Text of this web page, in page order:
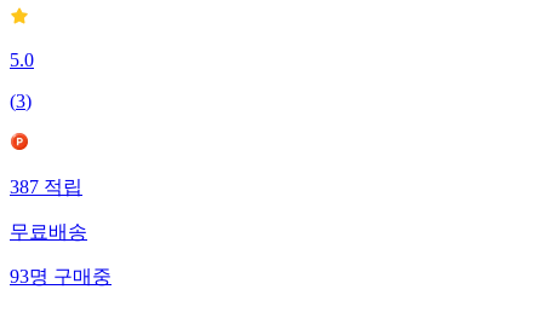
5.0
(3)
387적립
무료배송
93명구매중